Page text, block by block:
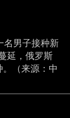
名男子接种新
延，俄罗斯
（来源：中